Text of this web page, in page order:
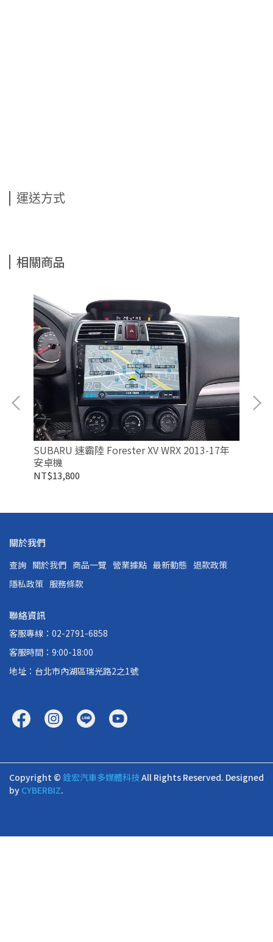
運送方式
相關商品
SUBARU 速霸陸 Forester XV WRX 2013-17年
安卓機
NT$13,800
關於我們
查詢 關於我們 商品一覽 營業據點 最新動態 退款政策
隱私政策 服務條款
聯絡資訊
客服專線：02-2791-6858
客服時間：9:00-18:00
地址：台北市內湖區瑞光路2之1號
Copyright © 銓宏汽車多媒體科技All Rights Reserved. Designed
by CYBERBIZ.